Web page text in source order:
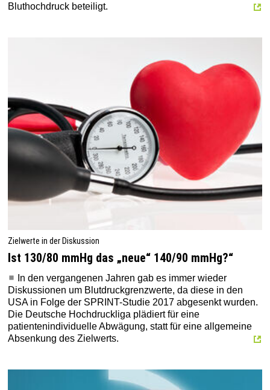
Bluthochdruck beteiligt.
Zielwerte in der Diskussion
Ist 130/80 mmHg das „neue“ 140/90 mmHg?“
In den vergangenen Jahren gab es immer wieder
Diskussionen um Blutdruckgrenzwerte, da diese in den
USA in Folge der SPRINT-Studie 2017 abgesenkt wurden.
Die Deutsche Hochdruckliga plädiert für eine
patientenindividuelle Abwägung, statt für eine allgemeine
Absenkung des Zielwerts.